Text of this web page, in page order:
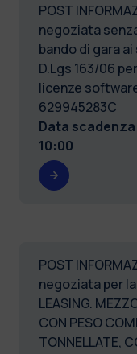
POST
negoziata
bando di gara ai
D.Lgs 163/06
licenze
629945283C
Data
10:00
POST
negoziata per la
LEASING.
CON PESO
TONNELLATE,